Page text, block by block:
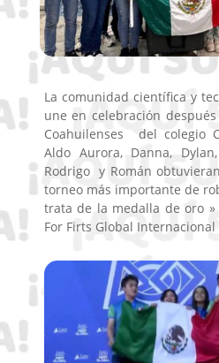
La comunidad científica y
une en celebración
Coahuilenses del colegio
Aldo Aurora, Danna,
Rodrigo y Román
torneo más importante de
trata de la medalla de oro
For Firts Global Internacional